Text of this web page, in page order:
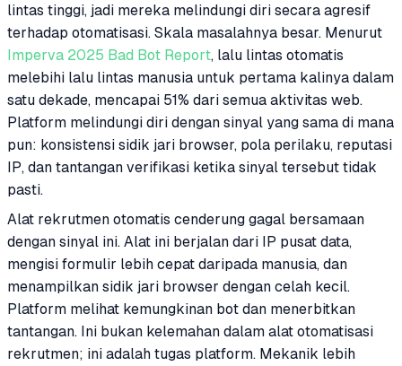
lintas tinggi, jadi mereka melindungi diri secara agresif
terhadap otomatisasi. Skala masalahnya besar. Menurut
Imperva 2025 Bad Bot Report, lalu lintas otomatis
melebihi lalu lintas manusia untuk pertama kalinya dalam
satu dekade, mencapai 51% dari semua aktivitas web.
Platform melindungi diri dengan sinyal yang sama di mana
pun: konsistensi sidik jari browser, pola perilaku, reputasi
IP, dan tantangan verifikasi ketika sinyal tersebut tidak
pasti.
Alat rekrutmen otomatis cenderung gagal bersamaan
dengan sinyal ini. Alat ini berjalan dari IP pusat data,
mengisi formulir lebih cepat daripada manusia, dan
menampilkan sidik jari browser dengan celah kecil.
Platform melihat kemungkinan bot dan menerbitkan
tantangan. Ini bukan kelemahan dalam alat otomatisasi
rekrutmen; ini adalah tugas platform. Mekanik lebih